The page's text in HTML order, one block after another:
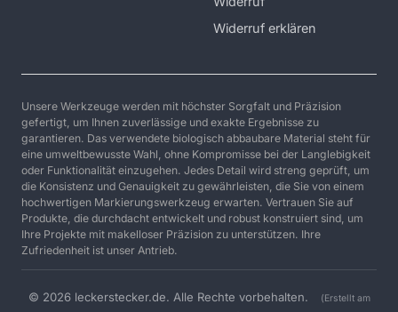
Widerruf erklären
Unsere Werkzeuge werden mit höchster Sorgfalt und Präzision
gefertigt, um Ihnen zuverlässige und exakte Ergebnisse zu
garantieren. Das verwendete biologisch abbaubare Material steht für
eine umweltbewusste Wahl, ohne Kompromisse bei der Langlebigkeit
oder Funktionalität einzugehen. Jedes Detail wird streng geprüft, um
die Konsistenz und Genauigkeit zu gewährleisten, die Sie von einem
hochwertigen Markierungswerkzeug erwarten. Vertrauen Sie auf
Produkte, die durchdacht entwickelt und robust konstruiert sind, um
Ihre Projekte mit makelloser Präzision zu unterstützen. Ihre
Zufriedenheit ist unser Antrieb.
© 2026 leckerstecker.de. Alle Rechte vorbehalten.
(Erstellt am